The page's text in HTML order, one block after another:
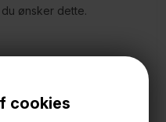
cookies
ønsker dette.